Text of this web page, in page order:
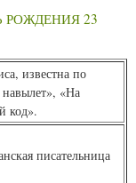
23
известна по
«На
код».
писательница